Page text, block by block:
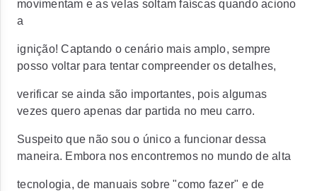
movimentam e as velas soltam faíscas quando aciono
a
ignição! Captando o cenário mais amplo, sempre
posso voltar para tentar compreender os detalhes,
verificar se ainda são importantes, pois algumas
vezes quero apenas dar partida no meu carro.
Suspeito que não sou o único a funcionar dessa
maneira. Embora nos encontremos no mundo de alta
tecnologia, de manuais sobre "como fazer" e de